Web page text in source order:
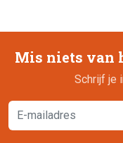
Mis niets van
Schrijf je